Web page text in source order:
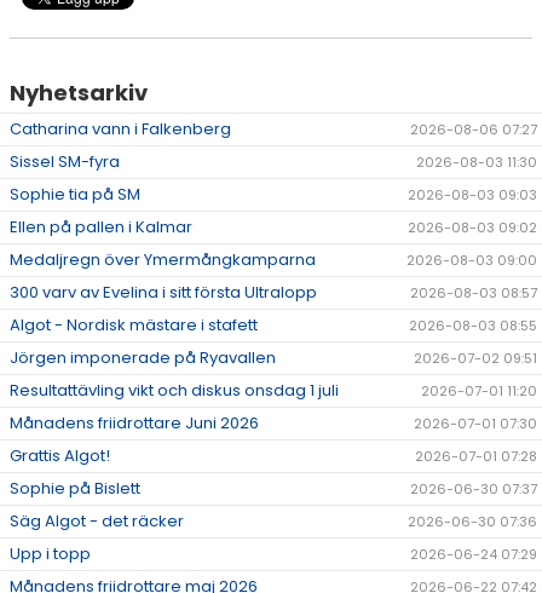
Nyhetsarkiv
Catharina vann i Falkenberg 2026-08-06 07:27
Sissel SM-fyra 2026-08-03 11:30
Sophie tia på SM 2026-08-03 09:03
Ellen på pallen i Kalmar 2026-08-03 09:02
Medaljregn över Ymermångkamparna 2026-08-03 09:00
300 varv av Evelina i sitt första Ultralopp 2026-08-03 08:57
Algot - Nordisk mästare i stafett 2026-08-03 08:55
Jörgen imponerade på Ryavallen 2026-07-02 09:51
Resultattävling vikt och diskus onsdag 1 juli 2026-07-01 11:20
Månadens friidrottare Juni 2026 2026-07-01 07:30
Grattis Algot! 2026-07-01 07:28
Sophie på Bislett 2026-06-30 07:37
Säg Algot - det räcker 2026-06-30 07:36
Upp i topp 2026-06-24 07:29
Månadens friidrottare maj 2026 2026-06-22 07:42